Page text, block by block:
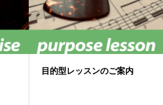
目的型レッスンのご案内